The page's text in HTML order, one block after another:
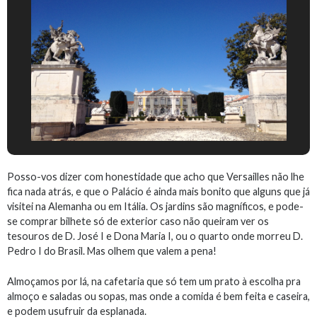
Posso-vos dizer com honestidade que acho que Versailles não lhe
fica nada atrás, e que o Palácio é ainda mais bonito que alguns que já
visitei na Alemanha ou em Itália. Os jardins são magníficos, e pode-
se comprar bilhete só de exterior caso não queiram ver os
tesouros de D. José I e Dona Maria I, ou o quarto onde morreu D.
Pedro I do Brasil. Mas olhem que valem a pena!
Almoçamos por lá, na cafetaria que só tem um prato à escolha pra
almoço e saladas ou sopas, mas onde a comida é bem feita e caseira,
e podem usufruir da esplanada.